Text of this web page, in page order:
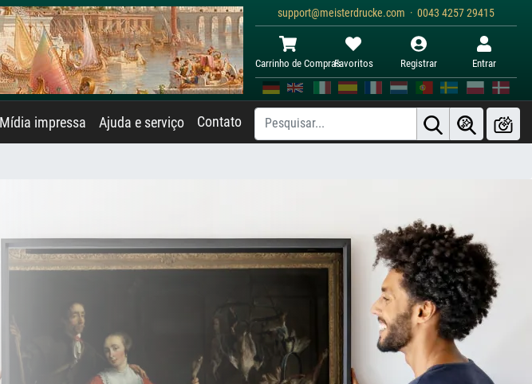
support@meisterdrucke.com · 0043 4257 29415
Carrinho de ComprasFavoritos Registrar Entrar
Mídia impressa Ajuda e serviço Contato